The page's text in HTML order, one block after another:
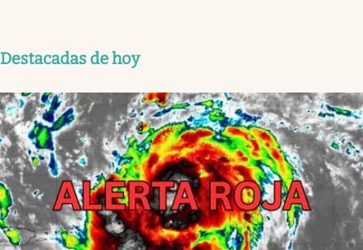
Destacadas de hoy